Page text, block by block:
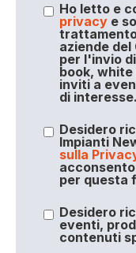
Ho letto e
privacye
aziende del
per l'invio
book, white
inviti a
di interesse.
Desidero
Impianti
sulla
per questa
Desidero
eventi,
contenuti